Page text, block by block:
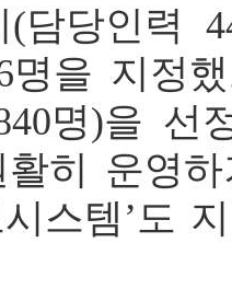
(담당인력
명을 지정
명)을 선
히 운영
스템’도